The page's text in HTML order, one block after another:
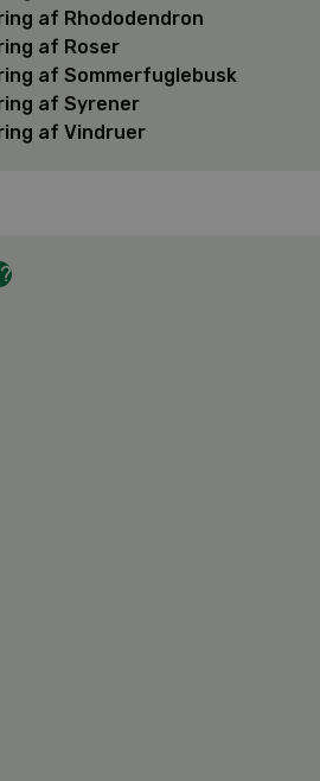
af Rhododendron
af Roser
af Sommerfuglebusk
af Syrener
af Vindruer